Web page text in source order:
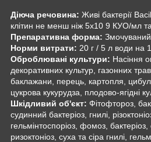
Діюча речовина: Живі бактерії
клітин не менш ніж 5х10 9 КУО/мл та
Препаративна форма:
Норми витрати: 20 г / 5 л води на
Оброблювані культури: Насіння
декоративних культур, газонних
баклажани, перець, картопля,
цукрова кукурудза, плодово-ягідні
Шкідливий об'єкт: Фітофтороз,
судинний бактеріоз, гнилі,
гельмінтоспоріоз, фомоз, бактеріоз,
ризоктоніоз, суха та сіра гнилі,